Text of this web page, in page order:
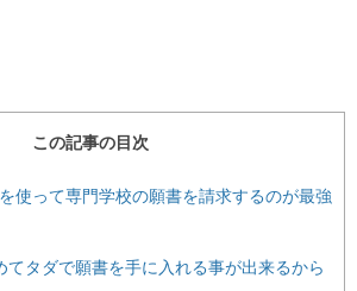
この記事の目次
使って専門学校の願書を請求するのが最強
タダで願書を手に入れる事が出来るから